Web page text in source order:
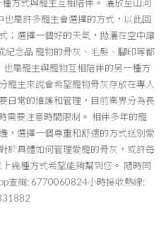
方式與寵主互相陪伴。 灑放至山河
是許多寵主會選擇的方式，以此回
；選擇一個好的天氣，拋灑在空中讓
紀念品 寵物的骨灰、毛髮、腳印等都
是寵主與寵物互相陪伴的另一種方
寵主來說會希望寵物骨灰存放在專人
日常的維護和管理，目前業界分為長
需要注意時間限制。 相伴多年的寵
，選擇一個尊重和舒適的方式送別愛
於具體如何管理愛寵的骨灰，或許每
幾種方式希望能夠幫到您。 隨時同
查詢: 6770060824小時接收熱線: